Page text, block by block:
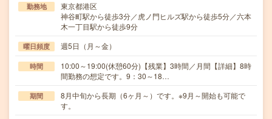
勤務地
東京都港区
神谷町駅から徒歩3分／虎ノ門ヒルズ駅から徒歩5分／六本
木一丁目駅から徒歩9分
曜日頻度 週5日（月～金）
時間
10:00～19:00(休憩60分)【残業】3時間／月間【詳細】8時
間勤務の想定です。9：30～18…
期間
8月中旬から長期（6ヶ月～）です。※9月～開始も可能で
す。